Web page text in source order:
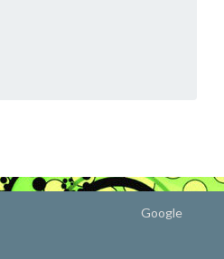
Google